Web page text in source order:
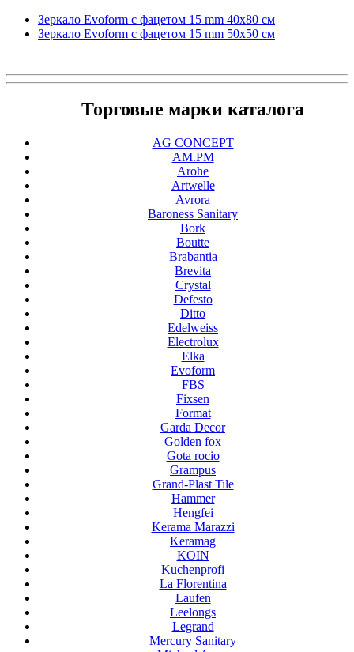
Зеркало Evoform с фацетом 15 mm 40х80 см
Зеркало Evoform с фацетом 15 mm 50х50 см
Торговые марки каталога
AG CONCEPT
AM.PM
Arohe
Artwelle
Avrora
Baroness Sanitary
Bork
Boutte
Brabantia
Brevita
Crystal
Defesto
Ditto
Edelweiss
Electrolux
Elka
Evoform
FBS
Fixsen
Format
Garda Decor
Golden fox
Gota rocio
Grampus
Grand-Plast Tile
Hammer
Hengfei
Kerama Marazzi
Keramag
KOIN
Kuchenprofi
La Florentina
Laufen
Leelongs
Legrand
Mercury Sanitary